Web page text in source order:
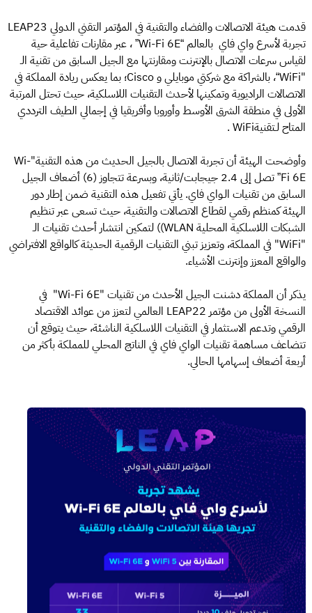
قدمت هيئة الاتصالات والفضاء والتقنية في المؤتمر التقني الدولي LEAP23
تجربة لأسرع واي فاي بالعالم “Wi-Fi 6E” ، عبر مقارنات تفاعلية حية
لقياس سرعات الاتصال بالإنترنت ومقارنتها مع الجيل السابق من تقنية الـ
"WiFi“، بالشراكة مع شركتي موبايلي و Cisco؛ بما يعكس ريادة المملكة في
الاتصالات الراديوية وتمكينها لأحدث التقنيات اللاسلكية، حيث تحتل المرتبة
الأولى في منطقة الشرق الأوسط وأوروبا وأفريقيا في إجمالي الطيف الترددي
المتاح لـتقنيةWiFi .
وأوضحت الهيئة أن تجربة الاتصال بالجيل الحديث من هذه التقنية"Wi-
Fi 6E” تصل إلى 2.4 جيجابت/ثانية، وبسرعة تتجاوز (6) أضعاف الجيل
السابق من تقنيات الـواي فاي. يأتي تفعيل هذه التقنية ضمن إطار دور
الهيئة كمنظم رقمي لقطاع الاتصالات والتقنية، حيث تسعى عبر تنظيم
الشبكات اللاسلكية المحلية WLAN)) لتمكين انتشار أحدث تقنيات الـ
"WiFi" في المملكة، وتعزيز تبني التقنيات الرقمية الحديثة كالواقع الافتراضي
والواقع المعزز وإنترنت الأشياء.
يذكر أن المملكة دشنت الجيل الأحدث من تقنيات "Wi-Fi 6E" في
النسخة الأولى من مؤتمر LEAP22 العالمي لتعزز من عوائد الاقتصاد
الرقمي وتدعم الاستثمار في التقنيات اللاسلكية الناشئة، حيث يتوقع أن
تتضاعف مساهمة تقنيات الواي فاي في الناتج المحلي للمملكة بأكثر من
أربعة أضعاف إسهامها الحالي.